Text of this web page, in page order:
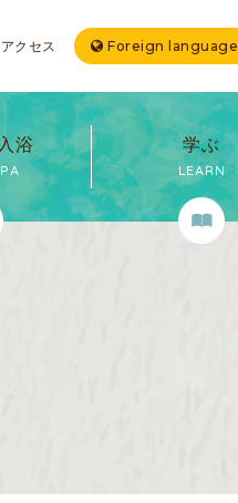
アクセス Foreign language
浴 学ぶ
LEARN